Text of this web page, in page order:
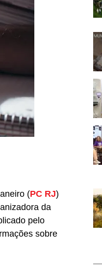
(PC RJ)
da
pelo
sobre